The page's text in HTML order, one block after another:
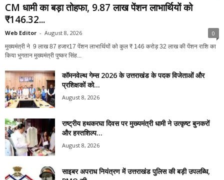
CM धामी का बड़ा तोहफा, 9.87 लाख पेंशन लाभार्थियों को
₹146.32...
Web Editor - August 8, 2026 0
मुख्यमंत्री ने 9 लाख 87 हजार17 पेंशन लाभार्थियों को कुल ₹ 146 करोड़ 32 लाख की पेंशन राशि का
किया भुगतान मुख्यमंत्री पुष्कर सिंह...
कॉमनवेल्थ गेम्स 2026 के उत्तराखंड के पदक विजेताओं और
प्रशिक्षकों को...
August 8, 2026
राष्ट्रीय हथकरघा दिवस पर मुख्यमंत्री धामी ने उत्कृष्ट बुनकरों
और हस्तशिल्प...
August 8, 2026
साइबर अपराध नियंत्रण में उत्तराखंड पुलिस की बड़ी उपलब्धि,